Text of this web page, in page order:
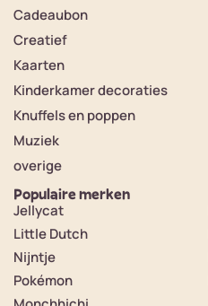
Cadeaubon
Creatief
Kaarten
Kinderkamer decoraties
Knuffels en poppen
Muziek
overige
Populaire merken
Jellycat
Little Dutch
Nijntje
Pokémon